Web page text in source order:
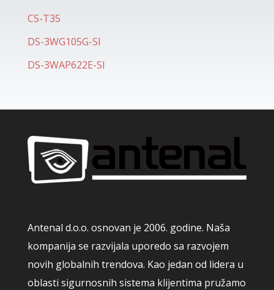
CS-T35
DS-3WG105G-SI
DS-3WAP622E-SI
Antenal d.o.o. osnovan je 2006. godine. Naša
kompanija se razvijala uporedo sa razvojem
novih globalnih trendova. Kao jedan od lidera u
oblasti sigurnosnih sistema klijentima pružamo